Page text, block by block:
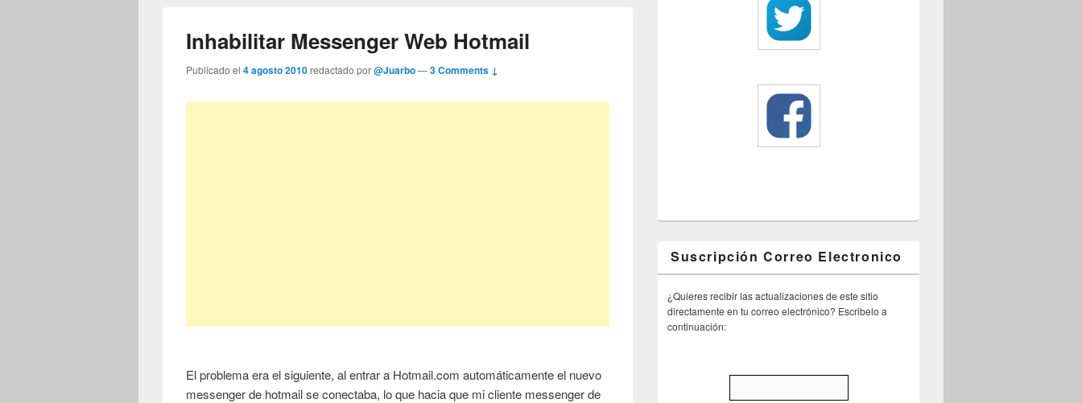
Inhabilitar Messenger Web Hotmail
Publicado el4 agosto 2010redactado por@Juarbo—3 Comments ↓
El problema era el siguiente, al entrar a Hotmail.com automáticamente el nuevo
messenger de hotmail se conectaba, lo que hacia que mi cliente messenger de
Suscripción Correo Electronico
¿Quieres recibir las actualizaciones de este sitio
directamente en tu correo electrónico? Escribelo a
continuación: